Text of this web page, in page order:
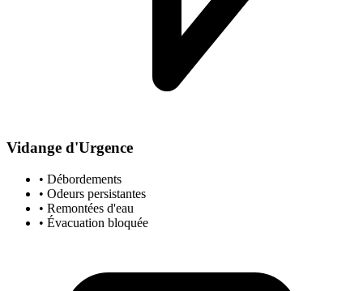
Vidange d'Urgence
• Débordements
• Odeurs persistantes
• Remontées d'eau
• Évacuation bloquée